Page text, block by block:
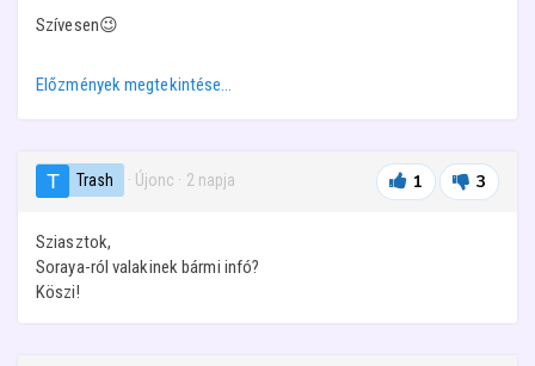
Szívesen😉
Előzmények megtekintése…
Trash · Újonc · 2 napja 1 3
Sziasztok,
Soraya-ról valakinek bármi infó?
Köszi!